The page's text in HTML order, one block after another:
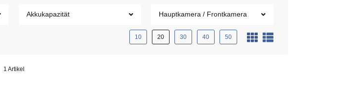
Akkukapazität Hauptkamera / Frontkamera
10 20 30 40 50
1 Artikel